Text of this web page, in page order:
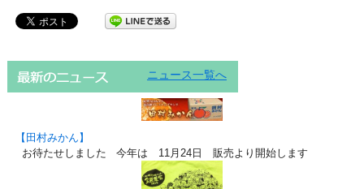
ニュース一覧へ
【田村みかん】
お待たせしました 今年は 11月24日 販売より開始します